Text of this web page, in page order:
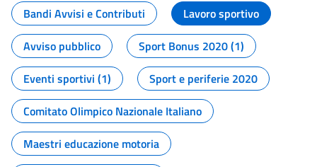
Bandi Avvisi e Contributi
Lavoro sportivo
Avviso pubblico
Sport Bonus 2020 (1)
Eventi sportivi (1)
Sport e periferie 2020
Comitato Olimpico Nazionale Italiano
Maestri educazione motoria